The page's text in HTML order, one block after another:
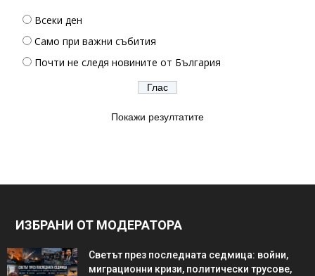
Всеки ден
Само при важни събития
Почти не следя новините от България
Покажи резултатите
ИЗБРАНИ ОТ МОДЕРАТОРА
Светът през последната седмица: войни,
миграционни кризи, политически трусове,